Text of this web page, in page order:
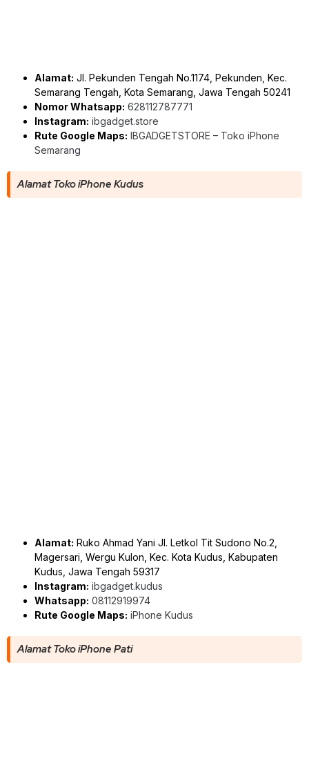
Alamat: Jl. Pekunden Tengah No.1174, Pekunden, Kec.
Semarang Tengah, Kota Semarang, Jawa Tengah 50241
Nomor Whatsapp: 628112787771
Instagram: ibgadget.store
Rute Google Maps: IBGADGETSTORE – Toko iPhone
Semarang
Alamat Toko iPhone Kudus
Alamat: Ruko Ahmad Yani Jl. Letkol Tit Sudono No.2,
Magersari, Wergu Kulon, Kec. Kota Kudus, Kabupaten
Kudus, Jawa Tengah 59317
Instagram: ibgadget.kudus
Whatsapp: 08112919974
Rute Google Maps: iPhone Kudus
Alamat Toko iPhone Pati